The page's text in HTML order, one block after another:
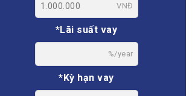
VNĐ
*Lãi suất vay
%/year
*Kỳ hạn vay